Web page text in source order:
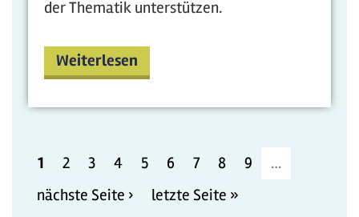
der Thematik unterstützen.
Weiterlesen
1 2 3 4 5 6 7 8 9
…
nächste Seite ›
letzte Seite »